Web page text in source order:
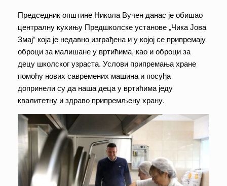
Председник општине Никола Вучен данас је обишао
централну кухињу Предшколске установе „Чика Јова
Змај“ која је недавно изграђена и у којој се припремају
оброци за малишане у вртићима, као и оброци за
децу школског узраста. Услови припремања хране
помоћу нових савремених машина и посуђа
допринели су да наша деца у вртићима једу
квалитетну и здраво припремљену храну.